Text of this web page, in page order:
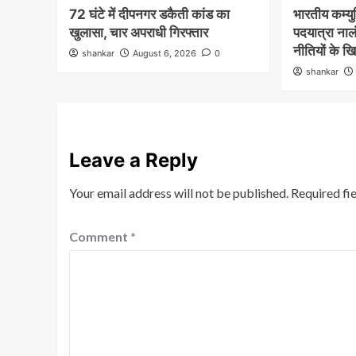
72 घंटे में दीपनगर डकैती कांड का
खुलासा, चार अपराधी गिरफ्तार
shankar August 6, 2026 0
भारतीय
पदयात्रा
नीतियों के
shankar
Leave a Reply
Your email address will not be published. Required
Comment *